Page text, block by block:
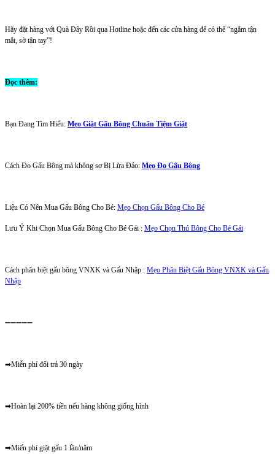
Hãy đặt hàng với Quà Đây Rồi qua Hotline hoặc đến các cửa hàng để có thể “ngắm tận
mắt, sờ tận tay”!
Đọc thêm:
Bạn Đang Tìm Hiểu: Mẹo Giặt Gấu Bông Chuẩn Tiệm Giặt
Cách Đo Gấu Bông mà không sợ Bị Lừa Đảo: Mẹo Đo Gấu Bông
Liệu Có Nên Mua Gấu Bông Cho Bé: Mẹo Chọn Gấu Bông Cho Bé
Lưu Ý Khi Chọn Mua Gấu Bông Cho Bé Gái : Mẹo Chọn Thú Bông Cho Bé Gái
Cách phân biệt gấu bông VNXK và Gấu Nhập : Mẹo Phân Biệt Gấu Bông VNXK và Gấu
Nhập
➖➖➖➖➖
➡Miễn phí đổi trả 30 ngày
➡Hoàn lại 200% tiền nếu hàng không giống hình
➡Miến phí giặt gấu 1 lần/năm